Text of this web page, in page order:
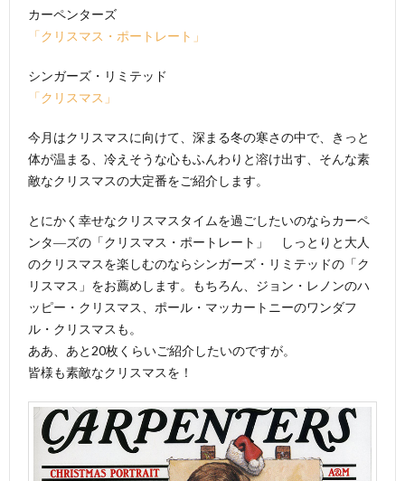
カーペンターズ
「クリスマス・ポートレート」
シンガーズ・リミテッド
「クリスマス」
今月はクリスマスに向けて、深まる冬の寒さの中で、きっと
体が温まる、冷えそうな心もふんわりと溶け出す、そんな素
敵なクリスマスの大定番をご紹介します。
とにかく幸せなクリスマスタイムを過ごしたいのならカーペ
ンタ―ズの「クリスマス・ポートレート」 しっとりと大人
のクリスマスを楽しむのならシンガーズ・リミテッドの「ク
リスマス」をお薦めします。もちろん、ジョン・レノンのハ
ッピー・クリスマス、ポール・マッカートニーのワンダフ
ル・クリスマスも。
ああ、あと20枚くらいご紹介したいのですが。
皆様も素敵なクリスマスを！